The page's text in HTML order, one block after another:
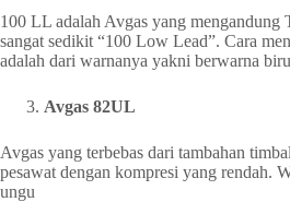
100 LL adalah Avgas yang mengandung
sangat sedikit “100 Low Lead”. Cara
adalah dari warnanya yakni berwarna
Avgas 82UL
Avgas yang terbebas dari tambahan
pesawat dengan kompresi yang rendah.
ungu